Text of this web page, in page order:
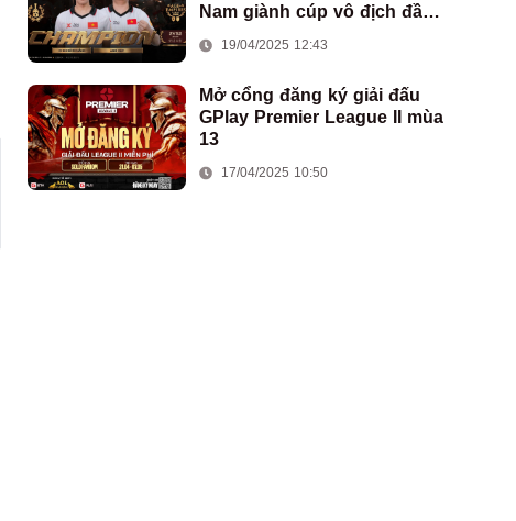
Nam giành cúp vô địch đầu
19/04/2025 12:43
Mở cổng đăng ký giải đấu
GPlay Premier League II mùa
13
17/04/2025 10:50